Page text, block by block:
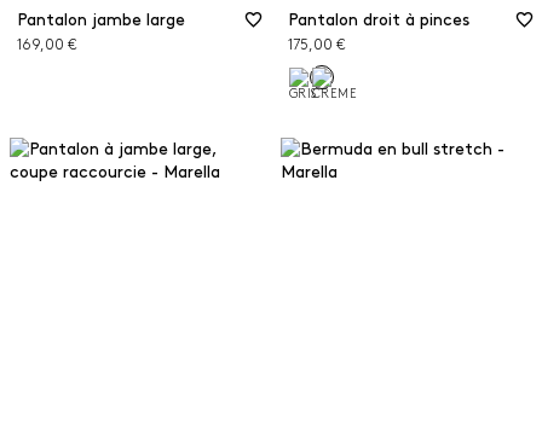
Pantalon jambe large
169,00 €
Pantalon droit à pinces
175,00 €